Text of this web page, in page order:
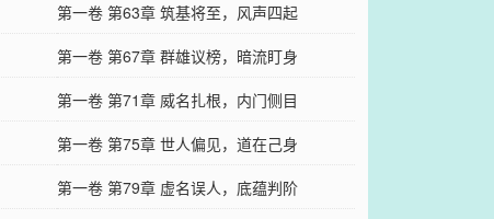
第一卷 第63章 筑基将至，风声四起
第一卷 第67章 群雄议榜，暗流盯身
第一卷 第71章 威名扎根，内门侧目
第一卷 第75章 世人偏见，道在己身
第一卷 第79章 虚名误人，底蕴判阶